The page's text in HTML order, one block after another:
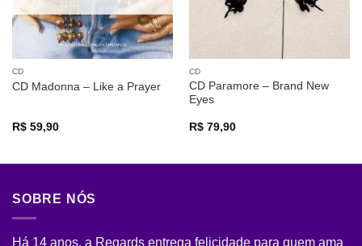
CD
CD Madonna – Like a Prayer
R$59,90
CD
CD Paramore – Brand New
Eyes
R$79,90
SOBRE NÓS
Há 14 anos, a Regards entrega felicidade para quem ama